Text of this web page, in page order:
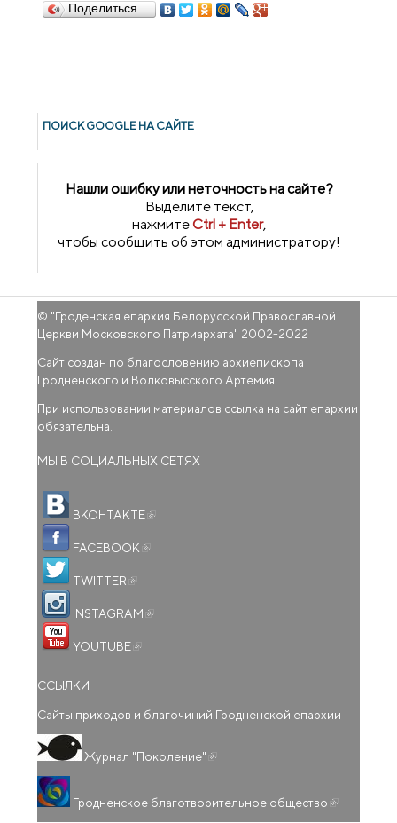
Поделиться…
ПОИСК GOОGLE НА САЙТЕ
Нашли ошибку или неточность на сайте?
Выделите текст,
нажмитеCtrl + Enter,
чтобы сообщить об этом администратору!
© "Гроденская епархия Белорусской Православной
Церкви Московского Патриархата" 2002-2022
Сайт создан по благословению архиепископа
Гродненского и Волковысского Артемия.
При использовании материалов ссылка на сайт епархии
обязательна.
МЫ В СОЦИАЛЬНЫХ СЕТЯХ
ВКОНТАКТЕ
FACEBOOK
TWITTER
INSTAGRAM
YOUTUBE
ССЫЛКИ
Сайты приходов и благочиний Гродненской епархии
Журнал "Поколение"
Гродненское благотворительное общество ссылка)